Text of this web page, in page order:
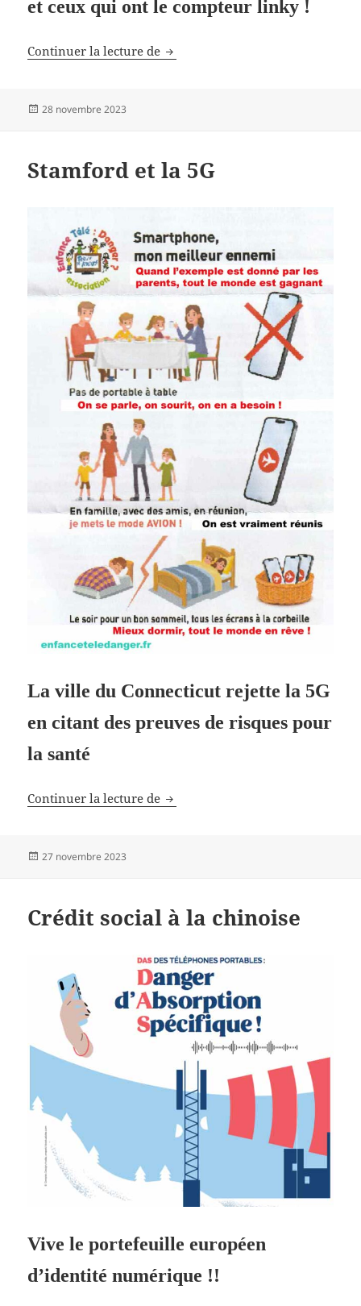
et ceux qui ont le compteur linky !
Continuer la lecture de Limiter la puissance électrique !
Publié
28 novembre 2023
Stamford et la 5G
La ville du Connecticut rejette la 5G
en citant des preuves de risques pour
la santé
Continuer la lecture de Stamford et la 5G
Publié
27 novembre 2023
Crédit social à la chinoise
Vive le portefeuille européen
d’identité numérique !!